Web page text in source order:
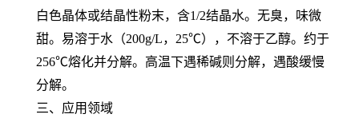
白色晶体或结晶性粉末，含1/2结晶水。无臭，味微
甜。易溶于水（200g/L，25℃），不溶于乙醇。约于
256℃熔化并分解。高温下遇稀碱则分解，遇酸缓慢
分解。
三、应用领域